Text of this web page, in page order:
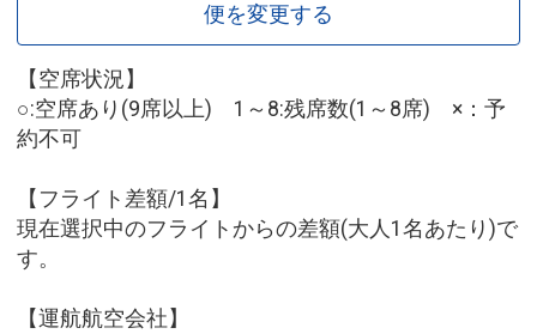
便を変更する
【空席状況】
○:空席あり(9席以上) 1～8:残席数(1～8席) ×：予
約不可
【フライト差額/1名】
現在選択中のフライトからの差額(大人1名あたり)で
す。
【運航航空会社】